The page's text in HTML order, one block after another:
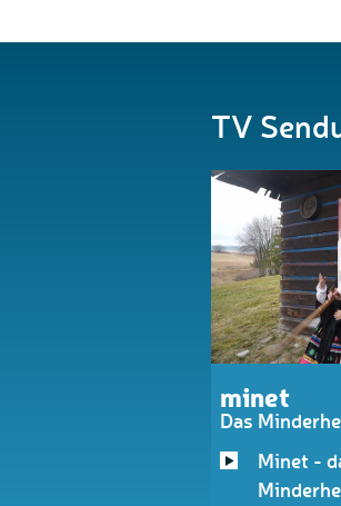
TV
minet
Das
Minet -